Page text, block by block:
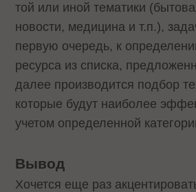
той или иной тематики
новости, медицина и т.п.),
первую очередь, к
ресурса из списка,
далее производится подбор
которые будут наиболее
учетом определенной
Вывод
Хочется еще раз